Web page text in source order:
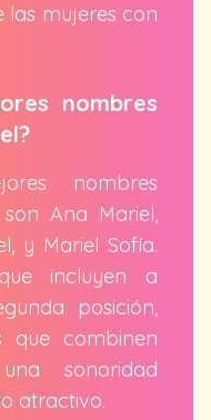
las mujeres con
nombres
nombres
Ana Mariel,
y Mariel Sofía.
incluyen a
posición,
que combinen
sonoridad
atractivo.